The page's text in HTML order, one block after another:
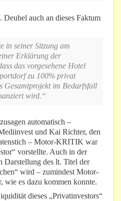
Deubel auch an dieses Faktum
in seiner Sitzung am
Erklärung der
das vorgesehene Hotel
zu 100% privat
Gesamtprojekt im Bedarfsfall
wird.“
automatisch –
und Kai Richter, den
– Motor-KRITIK war
vorstellte. Auch in der
des lt. Titel der
wird – zumindest Motor-
es dazu kommen konnte.
dieses „Privatinvestors“